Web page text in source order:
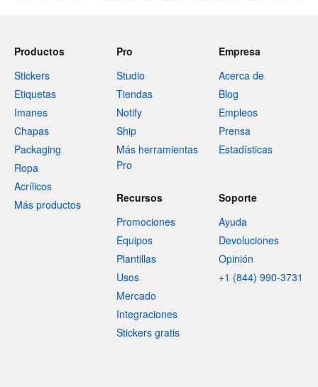
Productos
Stickers
Etiquetas
Imanes
Chapas
Packaging
Ropa
Acrílicos
Más productos
Pro
Studio
Tiendas
Notify
Ship
Más herramientas
Pro
Empresa
Acerca de
Blog
Empleos
Prensa
Estadísticas
Recursos
Promociones
Equipos
Plantillas
Usos
Mercado
Integraciones
Stickers gratis
Soporte
Ayuda
Devoluciones
Opinión
+1 (844) 990-3731